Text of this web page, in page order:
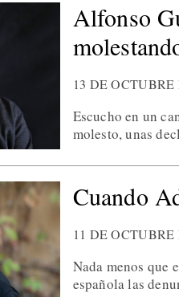
Alfonso
13 DE OCTUBRE
Escucho en un
molesto, unas
Cuando
11 DE OCTUBRE
Nada menos que
española las